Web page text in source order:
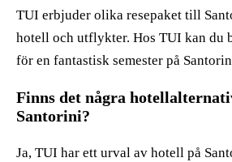
TUI erbjuder olika resepaket till
hotell och utflykter. Hos TUI kan du
för en fantastisk semester på
Finns det några
Santorini?
Ja, TUI har ett urval av hotell på